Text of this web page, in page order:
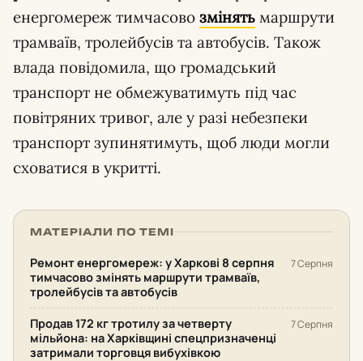
енергомереж тимчасово змінять маршрути
трамваїв, тролейбусів та автобусів. Також
влада повідомила, що громадський
транспорт не обмежуватимуть під час
повітряних тривог, але у разі небезпеки
транспорт зупинятимуть, щоб люди могли
сховатися в укритті.
МАТЕРІАЛИ ПО ТЕМІ
Ремонт енергомереж: у Харкові 8 серпня
тимчасово змінять маршрути трамваїв,
тролейбусів та автобусів
7 Серпня
Продав 172 кг тротилу за четверту
мільйона: на Харківщині спецпризначенці
затримали торговця вибухівкою
7 Серпня